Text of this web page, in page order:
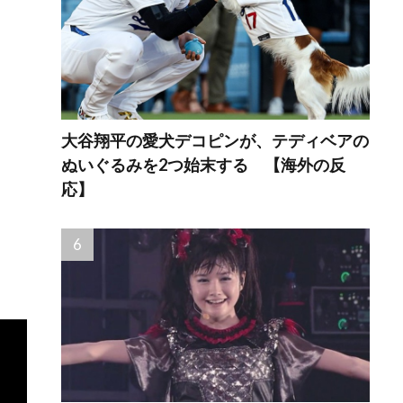
大谷翔平の愛犬デコピンが、テディベアの
ぬいぐるみを2つ始末する 【海外の反
応】